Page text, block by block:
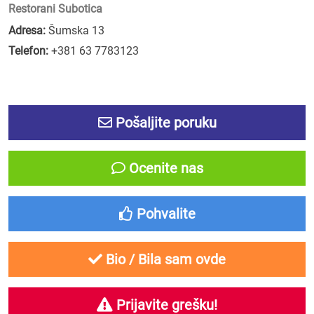
Restorani Subotica
Adresa: Šumska 13
Telefon: +381 63 7783123
Pošaljite poruku
Ocenite nas
Pohvalite
Bio / Bila sam ovde
Prijavite grešku!